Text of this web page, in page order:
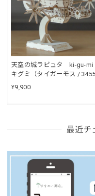
天空の城ラピュタ ki-gu-mi
キグミ（タイガーモス / 3455
¥9,900
最近チ